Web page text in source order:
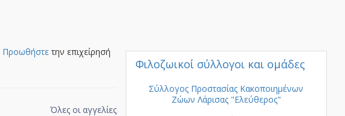
Προωθήστε την επιχείρησή
Όλες οι αγγελίες
Φιλοζωικοί σύλλογοι και ομάδες
Σύλλογος Προστασίας Κακοποιημένων
Ζώων Λάρισας "Ελεύθερος"
Previous